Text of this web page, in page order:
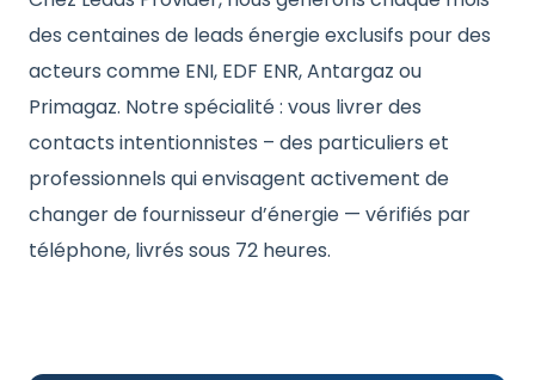
des centaines de leads énergie exclusifs pour des
acteurs comme ENI, EDF ENR, Antargaz ou
Primagaz. Notre spécialité : vous livrer des
contacts intentionnistes – des particuliers et
professionnels qui envisagent activement de
changer de fournisseur d’énergie — vérifiés par
téléphone, livrés sous 72 heures.